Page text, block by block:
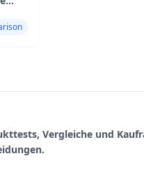
Vergleiche und